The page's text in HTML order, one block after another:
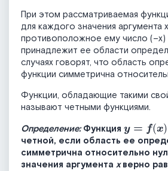
При этом рассматриваемая
для каждого значения аргумента х
противоположное ему число (–х)
принадлежит ее области
случаях говорят, что область
функции симметрична
Функции, обладающие такими
называют четными функциями.
Определение:Функция
четной, если область ее
симметрична относительно
значения аргумента хверно